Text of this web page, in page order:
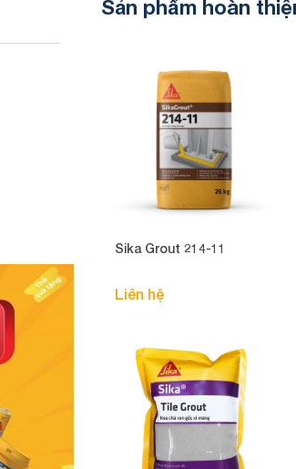
Sản phẩm hoàn
Sika Grout 214-11
Liên hệ